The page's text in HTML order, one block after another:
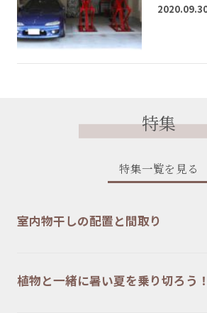
特集
特集一覧を見る
室内物干しの配置と間取り
植物と一緒に暑い夏を乗り切ろう